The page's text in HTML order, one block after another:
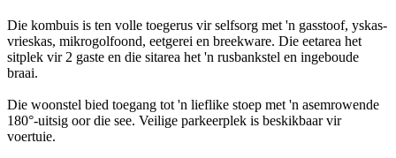
Die kombuis is ten volle toegerus vir selfsorg met 'n gasstoof, yskas-
vrieskas, mikrogolfoond, eetgerei en breekware. Die eetarea het
sitplek vir 2 gaste en die sitarea het 'n rusbankstel en ingeboude
braai.
Die woonstel bied toegang tot 'n lieflike stoep met 'n asemrowende
180°-uitsig oor die see. Veilige parkeerplek is beskikbaar vir
voertuie.